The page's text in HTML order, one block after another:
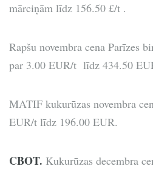
mārciņām līdz 156.50 £/t .
Rapšu novembra cena Parīzes
par 3.00 EUR/t līdz 434.50
MATIF kukurūzas novembra
EUR/t līdz 196.00 EUR.
CBOT. Kukurūzas decembra